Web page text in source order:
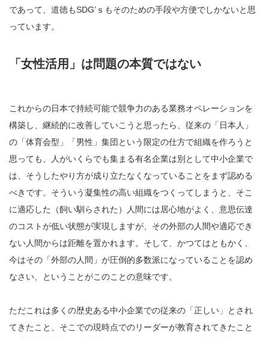
であって、道徳もSDG’ｓもそのための手段や方便でしかないと思
っています。
「女性活用」は問題の本質ではない
これからの日本で持続可能で競争力のある業務オペレーションを
構築し、継続的に改善していこうと思ったら、従来の「日本人」
の「体育会型」「男性」集団という限定の仕方で組織を作ろうと
思っても、人がいくらでも集まる有名企業は別として中小企業で
は、そうしたやり方が成り立たなくなっていることをまず認める
べきです。そういう凝集性の高い組織をつくってしまうと、そこ
に適応した（飼い馴らされた）人間には居心地がよく、意思伝達
のコストが低い状態が実現しますが、その外部の人間や適応でき
ない人間からは距離を置かれます。そして、かつてはともかく、
今はその「外部の人間」が圧倒的多数派になっていることを認め
なさい、ということがこのことの意味です。
ただこれは多くの歴史ある中小企業での従来の「正しい」とされ
てきたこと、そこでの現時点でのリーダーが教育されてきたこと